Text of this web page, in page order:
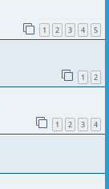
1 2 3 4 5
1 2
1 2 3 4